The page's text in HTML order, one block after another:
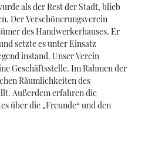
als der Rest der Stadt, blieb
Der Verschönerungsverein
des Handwerkerhauses. Er
setzte es unter Einsatz
instand. Unser Verein
Geschäftsstelle. Im Rahmen der
Räumlichkeiten des
Außerdem erfahren die
über die „Freunde“ und den